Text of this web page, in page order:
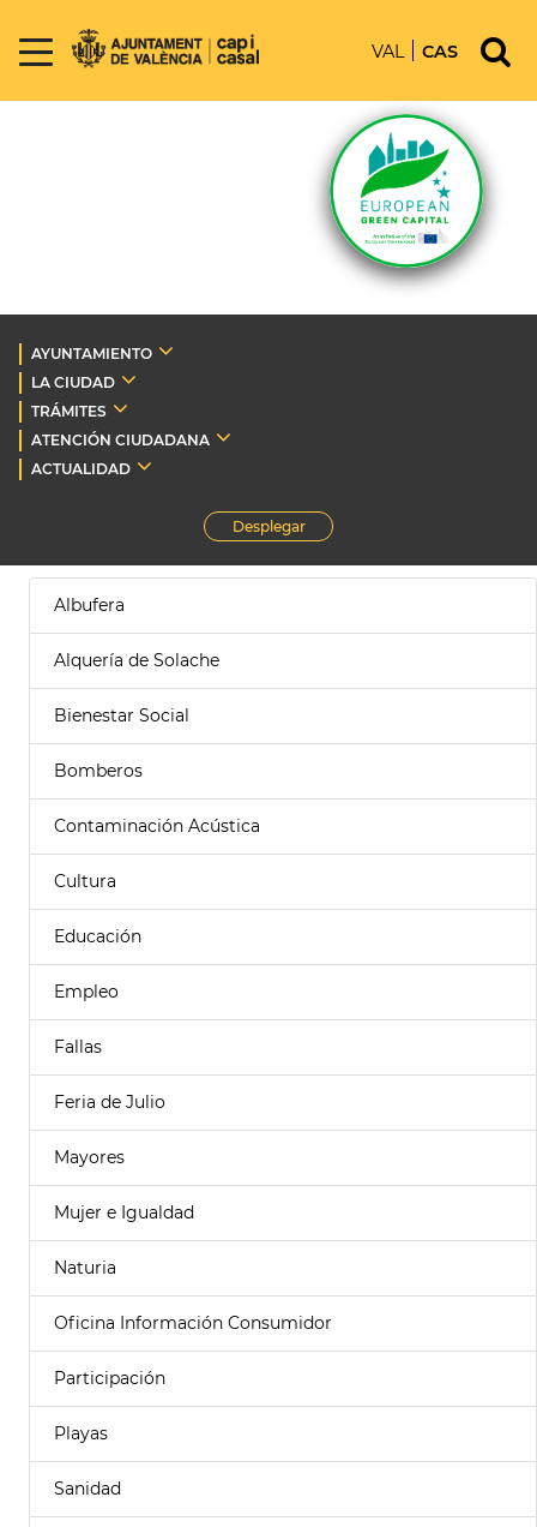
VAL CAS
AYUNTAMIENTO
LA CIUDAD
TRÁMITES
ATENCIÓN CIUDADANA
ACTUALIDAD
Desplegar
Albufera
Alquería de Solache
Bienestar Social
Bomberos
Contaminación Acústica
Cultura
Educación
Empleo
Fallas
Feria de Julio
Mayores
Mujer e Igualdad
Naturia
Oficina Información Consumidor
Participación
Playas
Sanidad